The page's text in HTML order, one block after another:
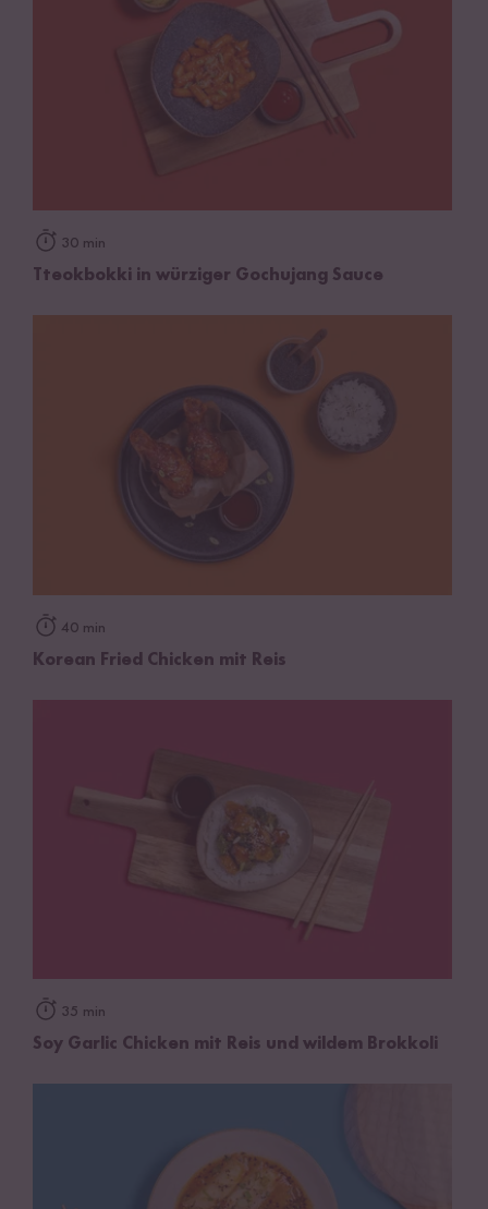
30 min
Tteokbokki in würziger Gochujang Sauce
40 min
Korean Fried Chicken mit Reis
35 min
Soy Garlic Chicken mit Reis und wildem Brokkoli